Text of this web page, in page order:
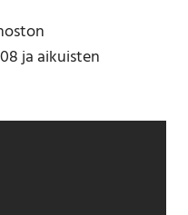
ja aikuisten